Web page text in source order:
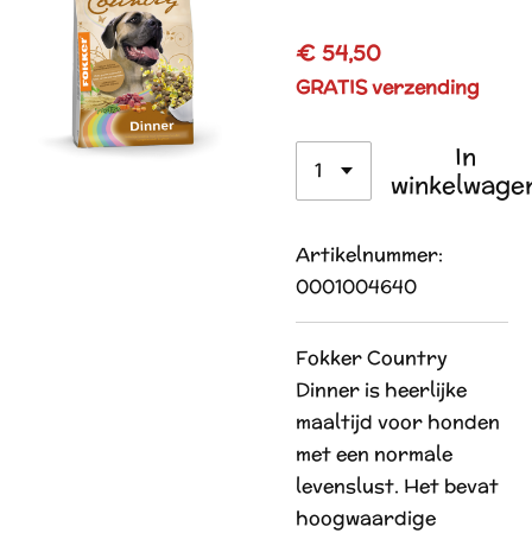
€ 54,50
GRATIS verzending
In
Artikelnummer:
0001004640
Fokker Country
Dinner is heerlijke
maaltijd voor honden
met een normale
levenslust. Het bevat
hoogwaardige